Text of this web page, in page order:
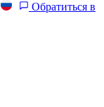
Обратиться в